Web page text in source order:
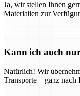
Ja, wir stellen Ihnen
Materialien zur
Kann ich auch
Natürlich! Wir
Transporte – ganz nach